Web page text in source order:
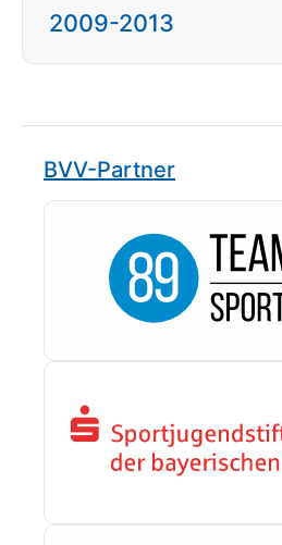
2009-2013
BVV-Partner